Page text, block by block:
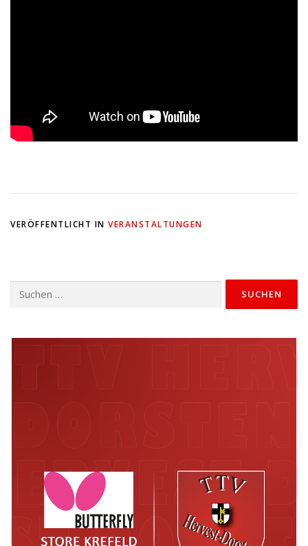
VERÖFFENTLICHT IN VERANSTALTUNGEN
nach: